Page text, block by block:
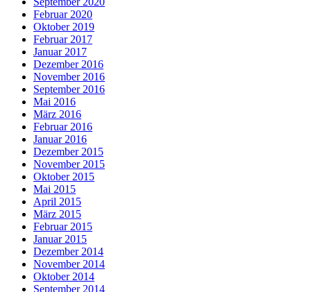
Februar 2020
Oktober 2019
Februar 2017
Januar 2017
Dezember 2016
November 2016
September 2016
Mai 2016
März 2016
Februar 2016
Januar 2016
Dezember 2015
November 2015
Oktober 2015
Mai 2015
April 2015
März 2015
Februar 2015
Januar 2015
Dezember 2014
November 2014
Oktober 2014
September 2014